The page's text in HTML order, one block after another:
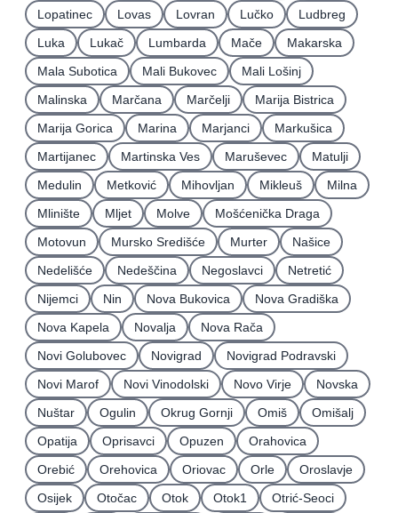
Lopatinec
Lovas Lovran Lučko
Ludbreg
Luka
Lukač Lumbarda Mače
Makarska
Mala Subotica
Mali Bukovec
Mali Lošinj
Malinska
Marčana Marčelji
Marija Bistrica
Marija Gorica
Marina Marjanci
Markušica
Martijanec
Martinska Ves Maruševec
Matulji
Medulin
Metković Mihovljan Mikleuš
Milna
Mlinište
Mljet Molve
Mošćenička Draga
Motovun
Mursko Središće Murter
Našice
Nedelišće
Nedeščina Negoslavci
Netretić
Nijemci
Nin Nova Bukovica
Nova Gradiška
Nova Kapela
Novalja
Nova Rača
Novi Golubovec
Novigrad
Novigrad Podravski
Novi Marof
Novi Vinodolski Novo Virje
Novska
Nuštar
Ogulin Okrug Gornji Omiš
Omišalj
Opatija
Oprisavci Opuzen
Orahovica
Orebić
Orehovica Oriovac Orle
Oroslavje
Osijek
Otočac Otok Otok1
Otrić-Seoci